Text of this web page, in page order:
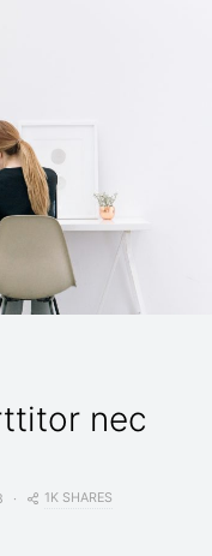
nec
1K SHARES